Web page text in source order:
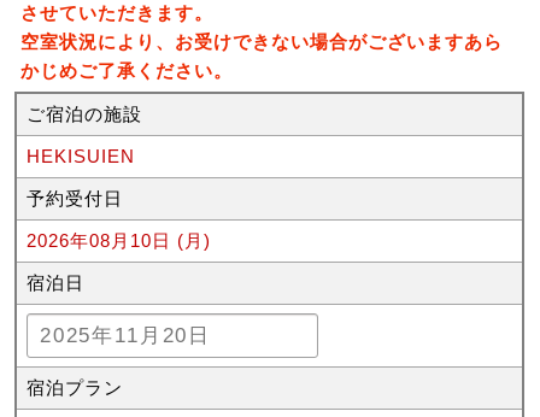
させていただきます。
空室状況により、お受けできない場合がございますあら
かじめご了承ください。
ご宿泊の施設
HEKISUIEN
予約受付日
2026年08月10日 (月)
宿泊日
宿泊プラン